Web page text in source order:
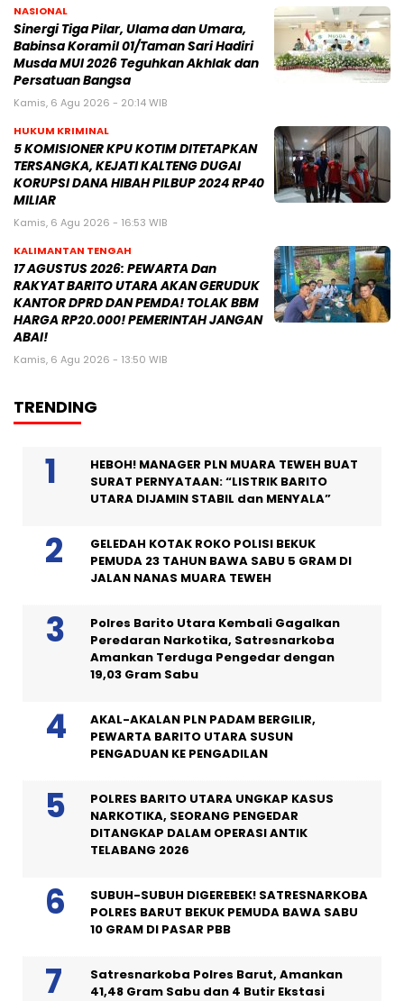
NASIONAL
Sinergi Tiga Pilar, Ulama dan Umara,
Babinsa Koramil 01/Taman Sari Hadiri
Musda MUI 2026 Teguhkan Akhlak dan
Persatuan Bangsa
Kamis, 6 Agu 2026 - 20:14 WIB
HUKUM KRIMINAL
5 KOMISIONER KPU KOTIM DITETAPKAN
TERSANGKA, KEJATI KALTENG DUGAI
KORUPSI DANA HIBAH PILBUP 2024 RP40
MILIAR
Kamis, 6 Agu 2026 - 16:53 WIB
KALIMANTAN TENGAH
17 AGUSTUS 2026: PEWARTA Dan
RAKYAT BARITO UTARA AKAN GERUDUK
KANTOR DPRD DAN PEMDA! TOLAK BBM
HARGA RP20.000! PEMERINTAH JANGAN
ABAI!
Kamis, 6 Agu 2026 - 13:50 WIB
TRENDING
HEBOH! MANAGER PLN MUARA TEWEH BUAT
SURAT PERNYATAAN: “LISTRIK BARITO
UTARA DIJAMIN STABIL dan MENYALA”
GELEDAH KOTAK ROKO POLISI BEKUK
PEMUDA 23 TAHUN BAWA SABU 5 GRAM DI
JALAN NANAS MUARA TEWEH
Polres Barito Utara Kembali Gagalkan
Peredaran Narkotika, Satresnarkoba
Amankan Terduga Pengedar dengan
19,03 Gram Sabu
AKAL-AKALAN PLN PADAM BERGILIR,
PEWARTA BARITO UTARA SUSUN
PENGADUAN KE PENGADILAN
POLRES BARITO UTARA UNGKAP KASUS
NARKOTIKA, SEORANG PENGEDAR
DITANGKAP DALAM OPERASI ANTIK
TELABANG 2026
SUBUH-SUBUH DIGEREBEK! SATRESNARKOBA
POLRES BARUT BEKUK PEMUDA BAWA SABU
10 GRAM DI PASAR PBB
Satresnarkoba Polres Barut, Amankan
41,48 Gram Sabu dan 4 Butir Ekstasi